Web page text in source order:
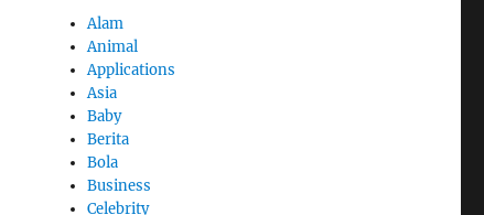
Alam
Animal
Applications
Asia
Baby
Berita
Bola
Business
Celebrity